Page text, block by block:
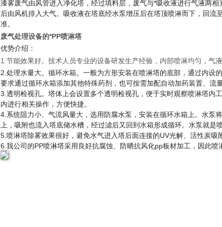
漆雾废气由风管进入净化塔，经过填料层，废气与*吸收液进行气液两
后由风机排入大气。吸收液在塔底经水泵增压后在塔顶喷淋而下，回
准。
废气处理设备的*PP喷淋塔
优势介绍：
1.节能效果好。技术人员专业的设备研发生产经验，内部喷淋均匀，气
2.处理水量大。循环水箱。一般为方形安装在喷淋塔的底部，通过内
要求通过循环水箱添加其他特殊药剂，也可按需加配自动加药装置、流
3.透明检视孔。塔体上会设置多个透明检视孔，便于实时观察喷淋塔内
内进行相关操作，方便快捷。
4.系统阻力小、气流风量大，选用防腐水泵，安装在循环水箱上。水泵
上，吸附也流入塔底储水槽，经过滤后又回到水箱形成循环。水泵就是
5.喷淋塔除雾效果很好，避免水气进入塔后面连接的UV光解、活性炭吸
6.我公司的PP喷淋塔采用良好抗腐蚀、防晒抗风化pp板材加工，因此喷